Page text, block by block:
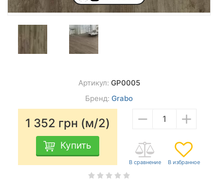
Артикул: GP0005
Бренд: Grabo
1 352 грн (м/2)
Купить
− +